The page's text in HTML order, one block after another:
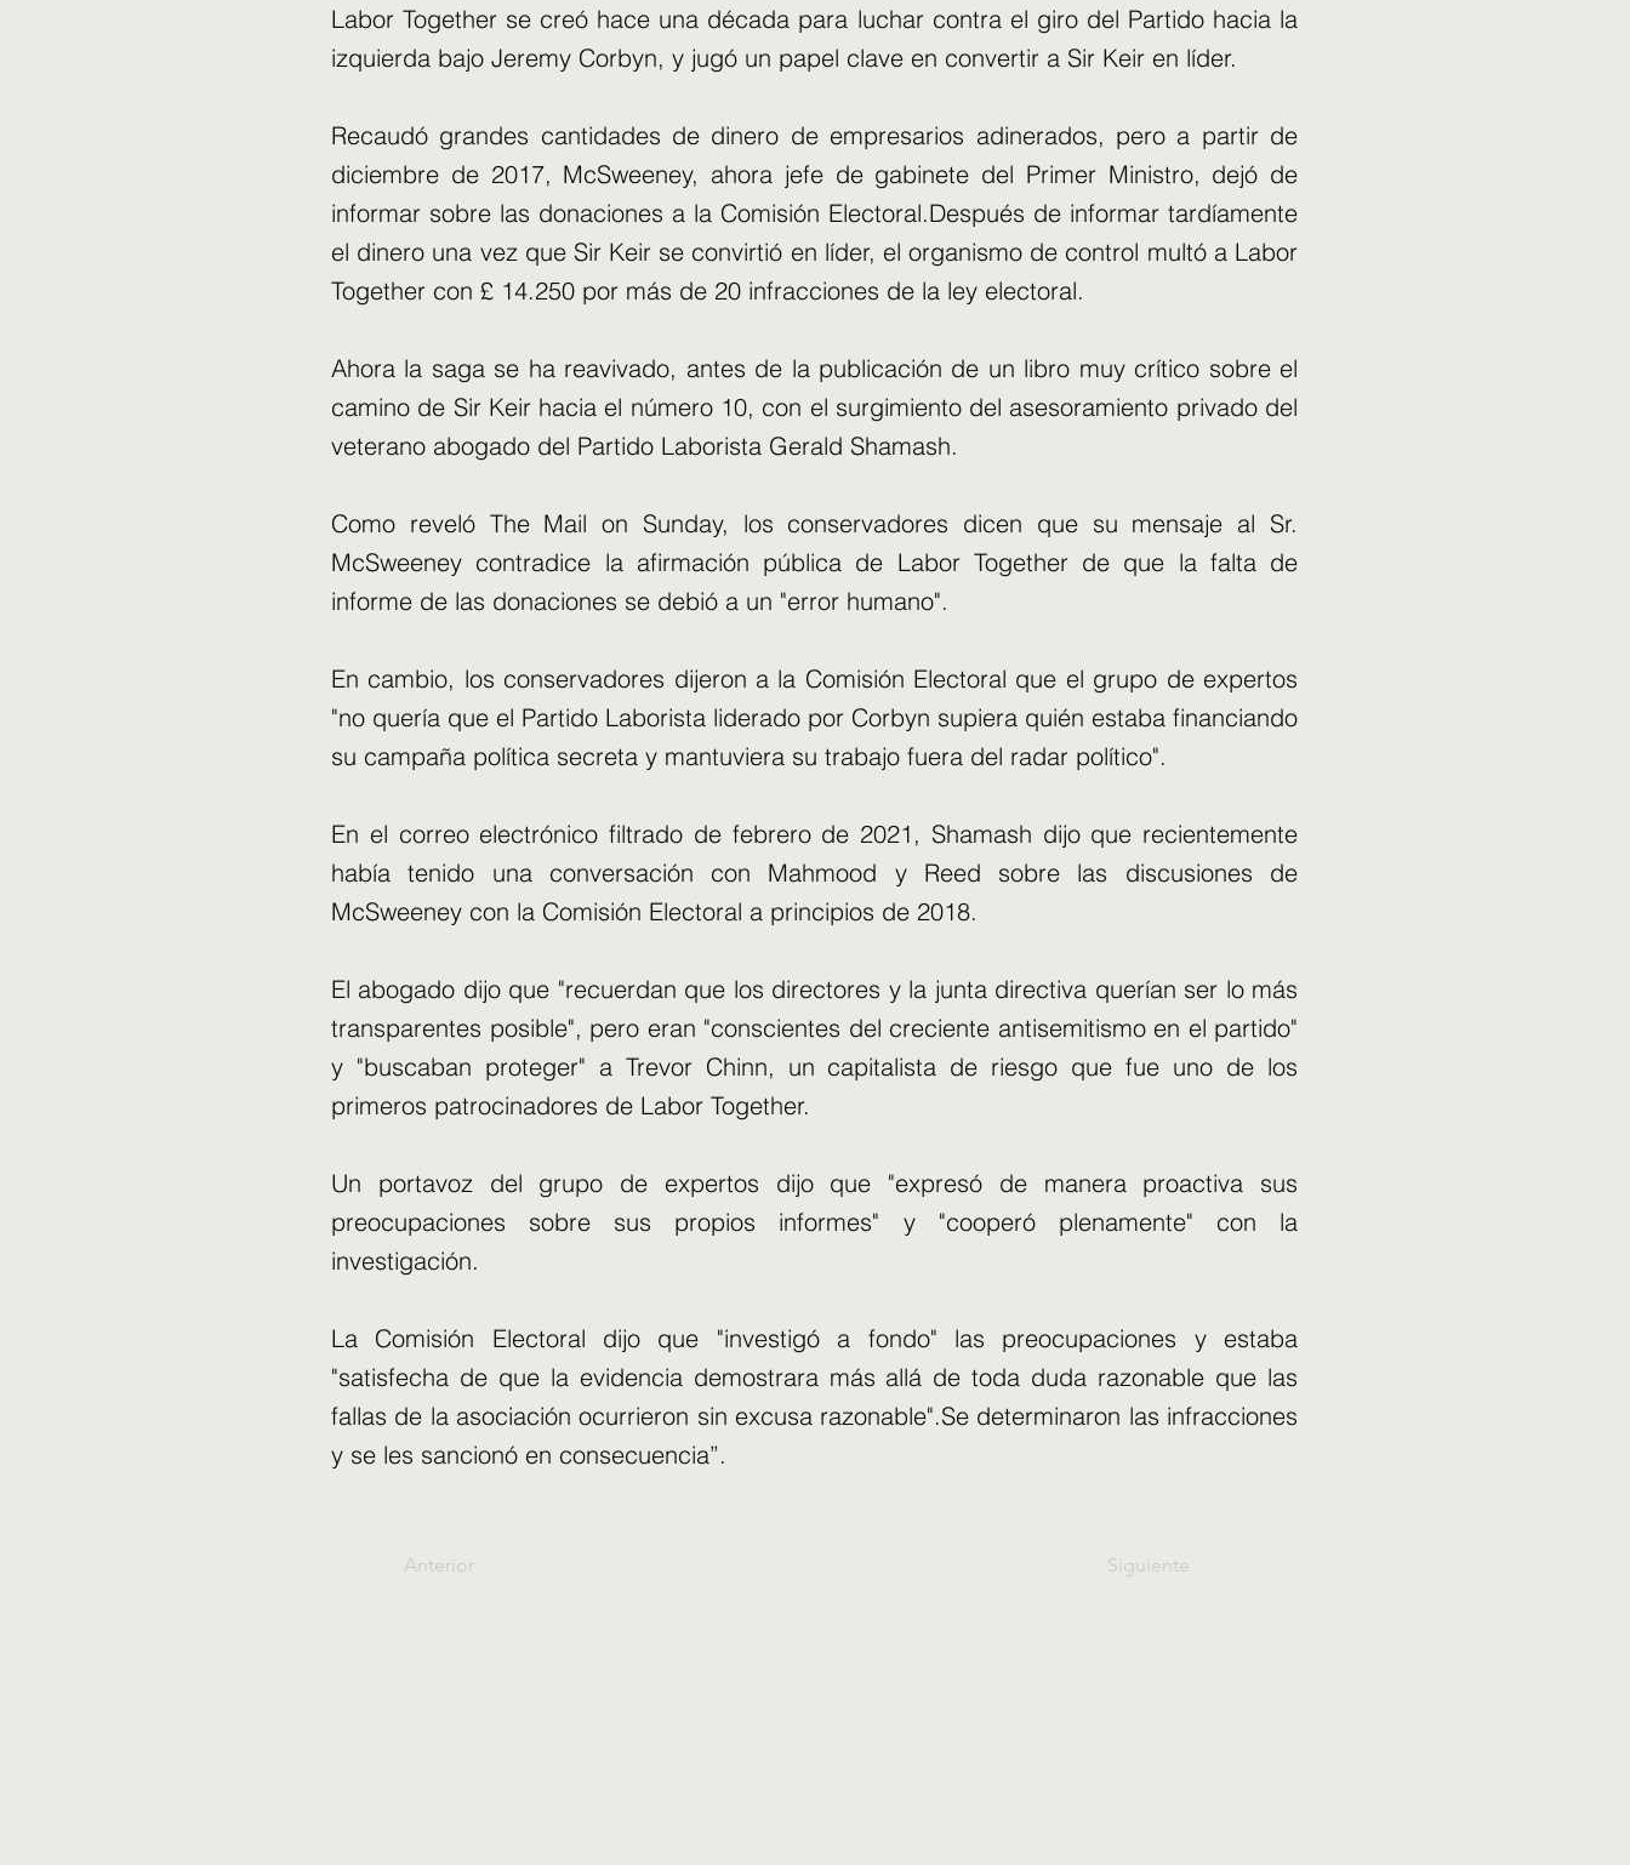
Labor Together se creó hace una década para luchar contra el giro del Partido hacia la
izquierda bajo Jeremy Corbyn, y jugó un papel clave en convertir a Sir Keir en líder.
Recaudó grandes cantidades de dinero de empresarios adinerados, pero a partir de
diciembre de 2017, McSweeney, ahora jefe de gabinete del Primer Ministro, dejó de
informar sobre las donaciones a la Comisión Electoral.Después de informar tardíamente
el dinero una vez que Sir Keir se convirtió en líder, el organismo de control multó a Labor
Together con £ 14.250 por más de 20 infracciones de la ley electoral.
Ahora la saga se ha reavivado, antes de la publicación de un libro muy crítico sobre el
camino de Sir Keir hacia el número 10, con el surgimiento del asesoramiento privado del
veterano abogado del Partido Laborista Gerald Shamash.
Como reveló The Mail on Sunday, los conservadores dicen que su mensaje al Sr.
McSweeney contradice la afirmación pública de Labor Together de que la falta de
informe de las donaciones se debió a un "error humano".
En cambio, los conservadores dijeron a la Comisión Electoral que el grupo de expertos
"no quería que el Partido Laborista liderado por Corbyn supiera quién estaba financiando
su campaña política secreta y mantuviera su trabajo fuera del radar político".
En el correo electrónico filtrado de febrero de 2021, Shamash dijo que recientemente
había tenido una conversación con Mahmood y Reed sobre las discusiones de
McSweeney con la Comisión Electoral a principios de 2018.
El abogado dijo que "recuerdan que los directores y la junta directiva querían ser lo más
transparentes posible", pero eran "conscientes del creciente antisemitismo en el partido"
y "buscaban proteger" a Trevor Chinn, un capitalista de riesgo que fue uno de los
primeros patrocinadores de Labor Together.
Un portavoz del grupo de expertos dijo que "expresó de manera proactiva sus
preocupaciones sobre sus propios informes" y "cooperó plenamente" con la
investigación.
La Comisión Electoral dijo que "investigó a fondo" las preocupaciones y estaba
"satisfecha de que la evidencia demostrara más allá de toda duda razonable que las
fallas de la asociación ocurrieron sin excusa razonable".Se determinaron las infracciones
y se les sancionó en consecuencia”.
Anterior Siguiente